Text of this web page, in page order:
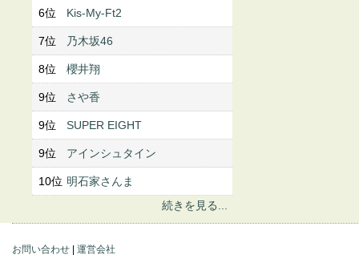
6位 Kis-My-Ft2
7位 乃木坂46
8位 櫻井翔
9位 さや香
9位 SUPER EIGHT
9位 アインシュタイン
10位 明石家さんま
続きを見る...
お問い合わせ 運営会社